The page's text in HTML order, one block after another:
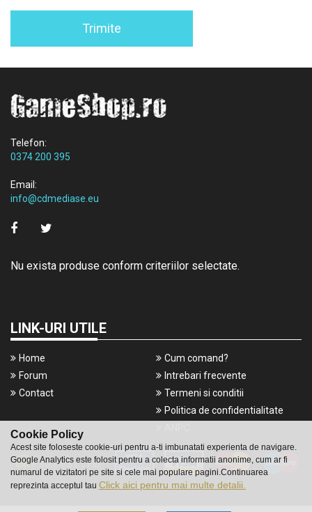
Cookie Policy
Acest site foloseste cookie-uri pentru a-ti imbunatati experienta de navigare.
Google Analytics este folosit pentru a colecta informatii anonime, cum ar fi
numarul de vizitatori pe site si cele mai populare pagini.Continuarea
reprezinta acceptul tau Click aici pentru mai multe detalii.
Trimite
Telefon:
0374 200 395
Email:
info@cdmediase.eu
Nu exista produse conform criteriilor selectate.
LINK-URI UTILE
Home
Forum
Contact
Cum comand?
Intrebari frecvente
Termeni si conditii
Politica de confidentialitate